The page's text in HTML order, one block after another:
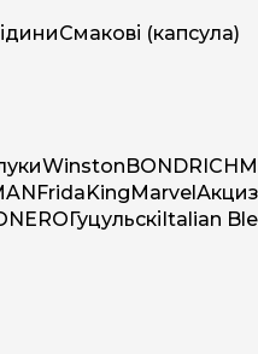
Смакові (капсула)
WinstonBOND
FridaKingMarvel
NEROГуцульскіItalian